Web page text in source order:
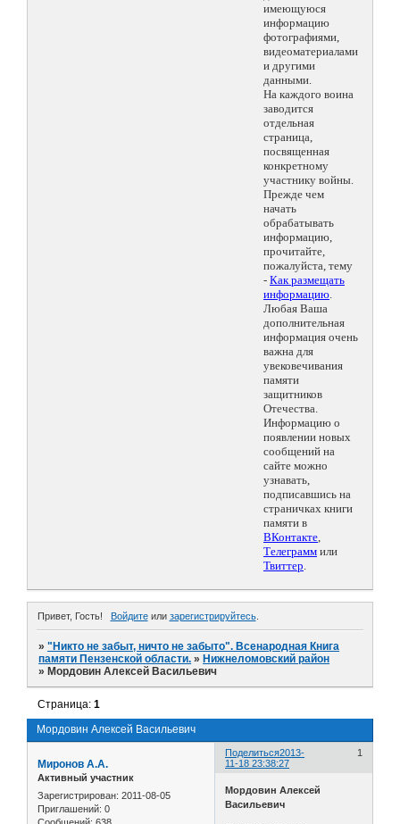
имеющуюся
информацию
фотографиями,
видеоматериалами
и другими
данными.
На каждого воина
заводится
отдельная
страница,
посвященная
конкретному
участнику войны.
Прежде чем
начать
обрабатывать
информацию,
прочитайте,
пожалуйста, тему
- Как размещать
информацию.
Любая Ваша
дополнительная
информация очень
важна для
увековечивания
памяти
защитников
Отечества.
Информацию о
появлении новых
сообщений на
сайте можно
узнавать,
подписавшись на
страничках книги
памяти в
ВКонтакте,
Телеграмм или
Твиттер.
Привет, Гость! Войдитеили зарегистрируйтесь.
»"Никто не забыт, ничто не забыто". Всенародная Книга
памяти Пензенской области. » Нижнеломовский район
» Мордовин Алексей Васильевич
Мордовин Алексей Васильевич
Страница:1
Поделиться 1
2013-
11-18 23:38:27
Миронов А.А.
Активный участник
Зарегистрирован: 2011-08-05
Приглашений: 0
Мордовин Алексей
Васильевич